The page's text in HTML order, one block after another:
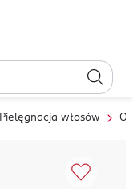
Pielęgnacja włosów